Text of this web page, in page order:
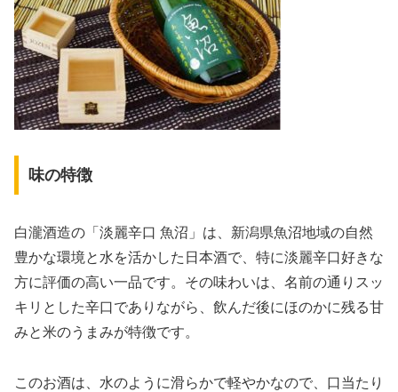
味の特徴
白瀧酒造の「淡麗辛口 魚沼」は、新潟県魚沼地域の自然
豊かな環境と水を活かした日本酒で、特に淡麗辛口好きな
方に評価の高い一品です。その味わいは、名前の通りスッ
キリとした辛口でありながら、飲んだ後にほのかに残る甘
みと米のうまみが特徴です。
このお酒は、水のように滑らかで軽やかなので、口当たり